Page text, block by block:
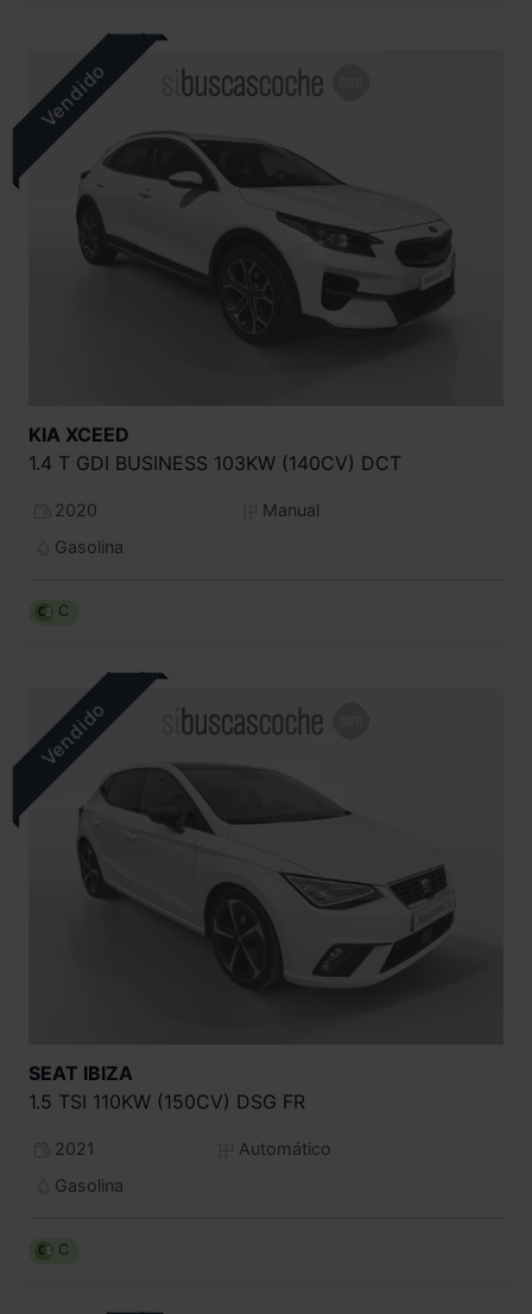
KIA XCEED
1.4 T GDI BUSINESS 103KW (140CV) DCT
2020
Manual
Gasolina
C
SEAT IBIZA
1.5 TSI 110KW (150CV) DSG FR
2021
Automático
Gasolina
C